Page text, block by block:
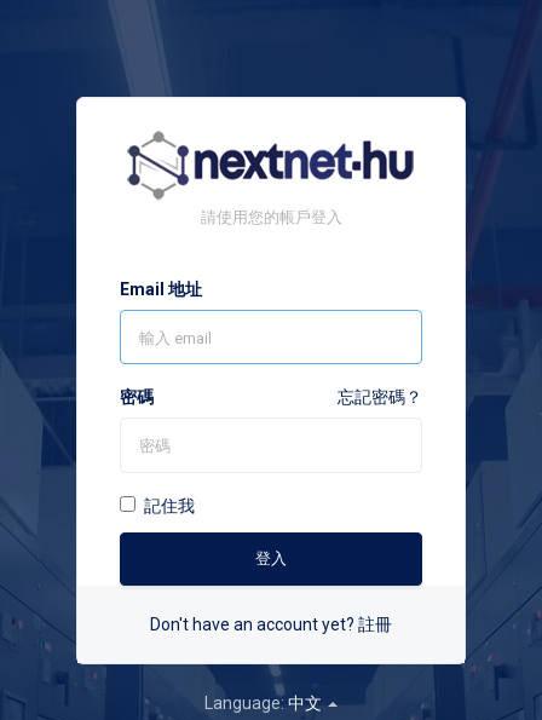
請使用您的帳戶登入
Email 地址
密碼 忘記密碼？
記住我
Don't have an account yet? 註冊
Language: 中文